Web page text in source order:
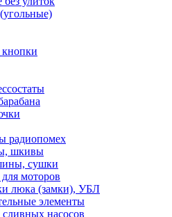
радиопомех
шкивы
сушки
моторов
люка (замки), УБЛ
элементы
насосов